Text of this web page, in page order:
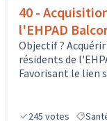
40 -
l'EHPAD
Objectif ?
résidents de
Favorisant le lien
245 votes